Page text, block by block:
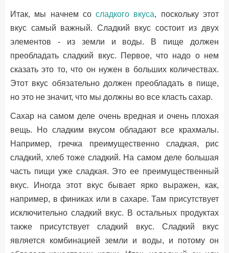
Итак, мы начнем сосладкого вкуса, поскольку этот
вкус самый важный. Сладкий вкус состоит из двух
элементов - из земли и воды. В пище должен
преобладать сладкий вкус. Первое, что надо о нем
сказать это то, что он нужен в больших количествах.
Этот вкус обязательно должен преобладать в пище,
но это не значит, что мы должны во все класть сахар.
Сахар на самом деле очень вредная и очень плохая
вещь. Но сладким вкусом обладают все крахмалы.
Например, гречка преимущественно сладкая, рис
сладкий, хлеб тоже сладкий. На самом деле большая
часть пищи уже сладкая. Это ее преимущественный
вкус. Иногда этот вкус бывает ярко выражен, как,
например, в финиках или в сахаре. Там присутствует
исключительно сладкий вкус. В остальных продуктах
также присутствует сладкий вкус. Сладкий вкус
является комбинацией земли и воды, и потому он